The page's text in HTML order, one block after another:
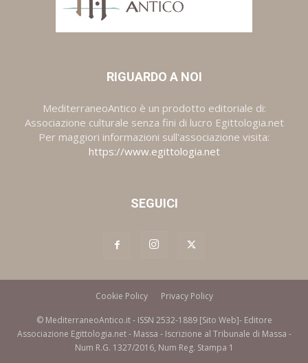
RIGUARDO A NOI
MediterraneoAntico è un prodotto editoriale di:
Associazione culturale senza fini di lucro Egittologia.net
Per maggiori informazioni sull'associazione visita:
https://www.egittologia.net
SEGUICI
Cookie Policy Privacy Policy
© MediterraneoAntico.it - ISSN 2532-1889 [Sito Web]- Editore
Associazione Egittologia.net - Massa - Iscrizione al Tribunale di Massa -
Num R.G. 1327/2016, Num Reg. Stampa 1